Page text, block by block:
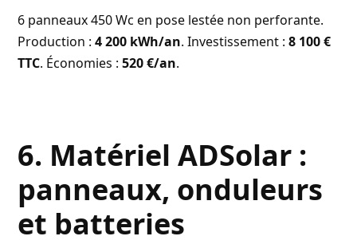
6 panneaux 450 Wc en pose lestée non perforante.
Production :4 200 kWh/an. Investissement :8 100 €
TTC. Économies :520 €/an.
6. Matériel ADSolar :
panneaux, onduleurs
et batteries